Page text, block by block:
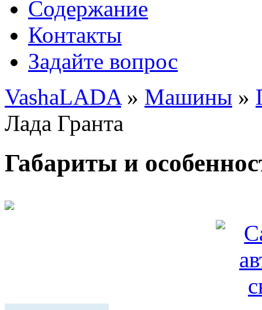
Содержание
Контакты
Задайте вопрос
VashaLADA» Машины »
Лада Гранта
Габариты и